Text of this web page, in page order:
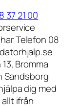
37 21 00
Telefon 08
Bromma
Sandsborg
dig med
ifrån